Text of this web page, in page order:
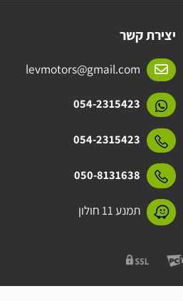
יצירת קשר
levmotors@gmail.com
054-2315423
054-2315423
050-8131638